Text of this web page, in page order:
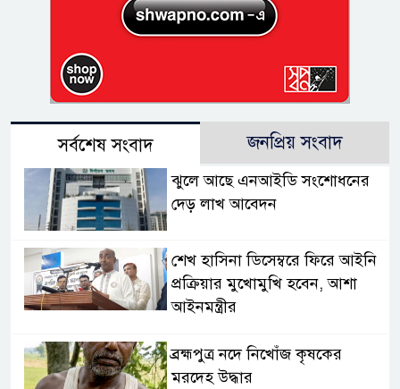
সর্বশেষ সংবাদ জনপ্রিয় সংবাদ
ঝুলে আছে এনআইডি সংশোধনের
দেড় লাখ আবেদন
শেখ হাসিনা ডিসেম্বরে ফিরে আইনি
প্রক্রিয়ার মুখোমুখি হবেন, আশা
আইনমন্ত্রীর
ব্রহ্মপুত্র নদে নিখোঁজ কৃষকের
মরদেহ উদ্ধার